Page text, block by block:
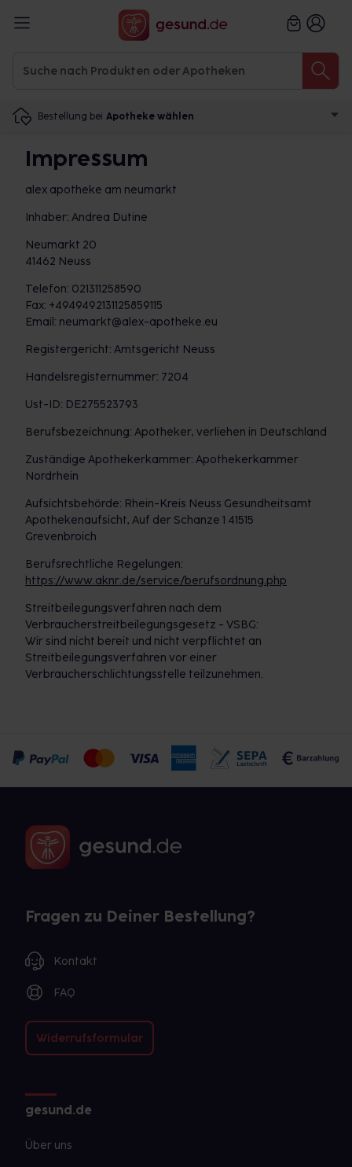
Bestellung bei Apotheke wählen
Impressum
alex apotheke am neumarkt
Inhaber: Andrea Dutine
Neumarkt 20
41462 Neuss
Telefon: 021311258590
Fax: +4949492131125859115
Email: neumarkt@alex-apotheke.eu
Registergericht: Amtsgericht Neuss
Handelsregisternummer: 7204
Ust-ID: DE275523793
Berufsbezeichnung: Apotheker, verliehen in Deutschland
Zuständige Apothekerkammer: Apothekerkammer
Nordrhein
Aufsichtsbehörde: Rhein-Kreis Neuss Gesundheitsamt
Apothekenaufsicht, Auf der Schanze 1 41515
Grevenbroich
Berufsrechtliche Regelungen:
https://www.aknr.de/service/berufsordnung.php
Streitbeilegungsverfahren nach dem
Verbraucherstreitbeilegungsgesetz - VSBG:
Wir sind nicht bereit und nicht verpflichtet an
Streitbeilegungsverfahren vor einer
Verbraucherschlichtungsstelle teilzunehmen.
Fragen zu Deiner Bestellung?
Kontakt
FAQ
Widerrufsformular
gesund.de
Über uns